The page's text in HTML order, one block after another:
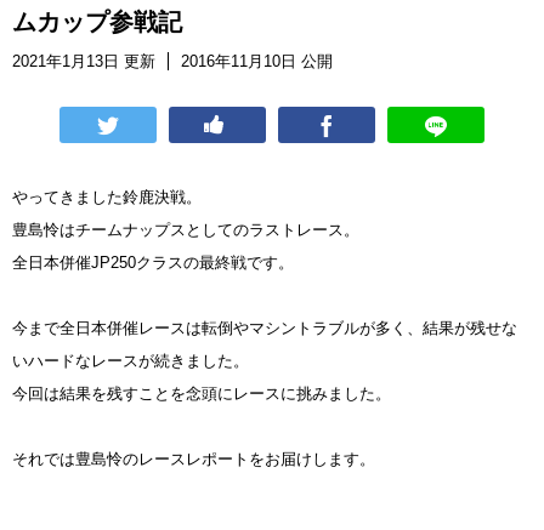
ムカップ参戦記
2021年1月13日 更新 2016年11月10日 公開
やってきました鈴鹿決戦。
豊島怜はチームナップスとしてのラストレース。
全日本併催JP250クラスの最終戦です。
今まで全日本併催レースは転倒やマシントラブルが多く、結果が残せな
いハードなレースが続きました。
今回は結果を残すことを念頭にレースに挑みました。
それでは豊島怜のレースレポートをお届けします。